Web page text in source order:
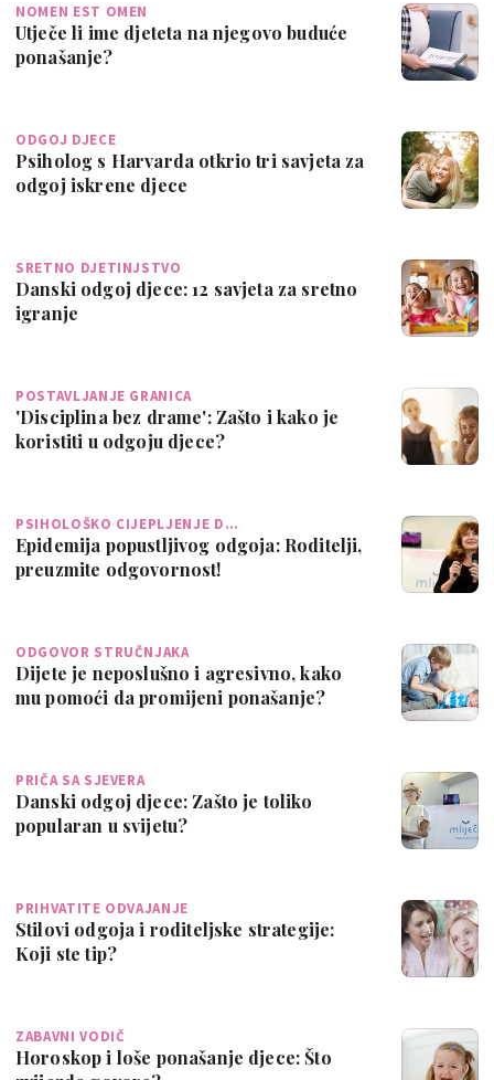
NOMEN EST OMEN
Utječe li ime djeteta na njegovo buduće
ponašanje?
ODGOJ DJECE
Psiholog s Harvarda otkrio tri savjeta za
odgoj iskrene djece
SRETNO DJETINJSTVO
Danski odgoj djece: 12 savjeta za sretno
igranje
POSTAVLJANJE GRANICA
'Disciplina bez drame': Zašto i kako je
koristiti u odgoju djece?
PSIHOLOŠKO CIJEPLJENJE D…
Epidemija popustljivog odgoja: Roditelji,
preuzmite odgovornost!
ODGOVOR STRUČNJAKA
Dijete je neposlušno i agresivno, kako
mu pomoći da promijeni ponašanje?
PRIČA SA SJEVERA
Danski odgoj djece: Zašto je toliko
popularan u svijetu?
PRIHVATITE ODVAJANJE
Stilovi odgoja i roditeljske strategije:
Koji ste tip?
ZABAVNI VODIČ
Horoskop i loše ponašanje djece: Što